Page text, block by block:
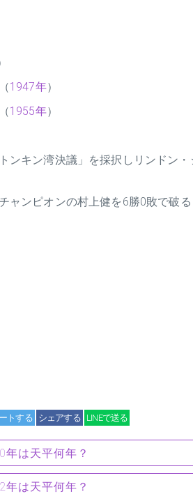
1947年）
1955年）
キン湾決議」を採択しリンドン
ャンピオンの村上健を6勝0敗で破
トする シェアする LINEで送る
年は天平何年？
年は天平何年？